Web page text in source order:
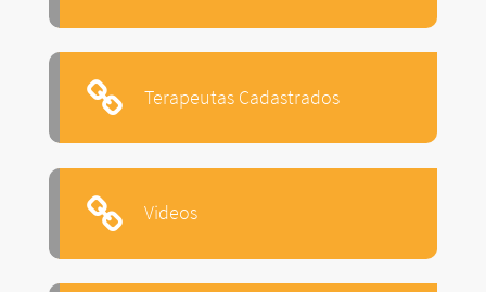
Terapeutas Cadastrados
Videos